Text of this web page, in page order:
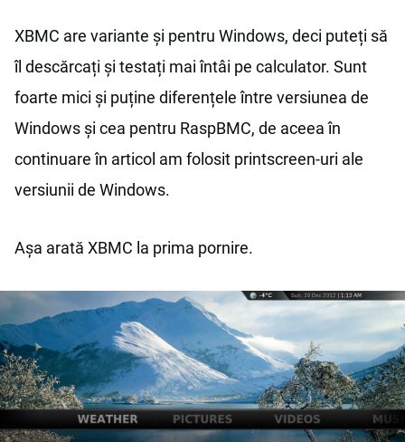
XBMC are variante și pentru Windows, deci puteți să
îl descărcați și testați mai întâi pe calculator. Sunt
foarte mici și puține diferențele între versiunea de
Windows și cea pentru RaspBMC, de aceea în
continuare în articol am folosit printscreen-uri ale
versiunii de Windows.
Așa arată XBMC la prima pornire.